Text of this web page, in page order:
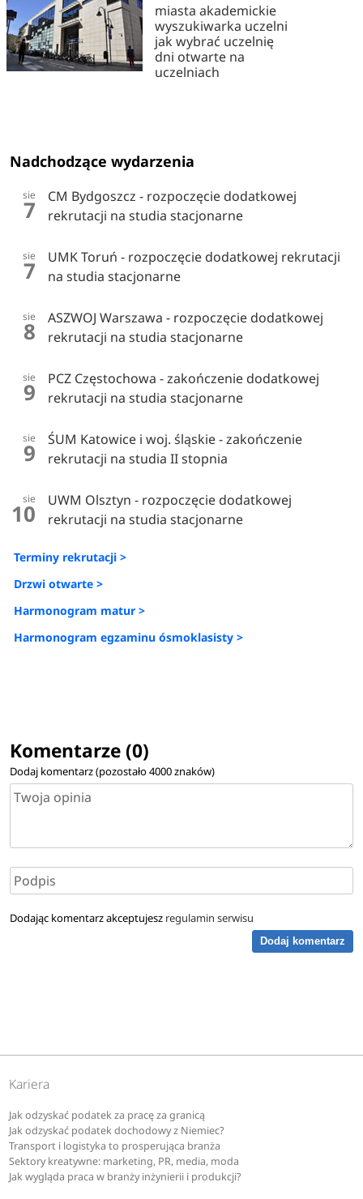
miasta akademickie
wyszukiwarka uczelni
jak wybrać uczelnię
dni otwarte na
uczelniach
Nadchodzące wydarzenia
sie
7
CM Bydgoszcz - rozpoczęcie dodatkowej
rekrutacji na studia stacjonarne
sie
7
UMK Toruń - rozpoczęcie dodatkowej rekrutacji
na studia stacjonarne
sie
8
ASZWOJ Warszawa - rozpoczęcie dodatkowej
rekrutacji na studia stacjonarne
sie
9
PCZ Częstochowa - zakończenie dodatkowej
rekrutacji na studia stacjonarne
sie
9
ŚUM Katowice i woj. śląskie - zakończenie
rekrutacji na studia II stopnia
sie
10
UWM Olsztyn - rozpoczęcie dodatkowej
rekrutacji na studia stacjonarne
Terminy rekrutacji >
Drzwi otwarte >
Harmonogram matur >
Harmonogram egzaminu ósmoklasisty >
Komentarze (0)
Dodaj komentarz (pozostało4000znaków)
Dodając komentarz akceptujesz regulamin serwisu
Dodaj komentarz
Kariera
Jak odzyskać podatek za pracę za granicą
Jak odzyskać podatek dochodowy z Niemiec?
Transport i logistyka to prosperująca branża
Sektory kreatywne: marketing, PR, media, moda
Jak wygląda praca w branży inżynierii i produkcji?